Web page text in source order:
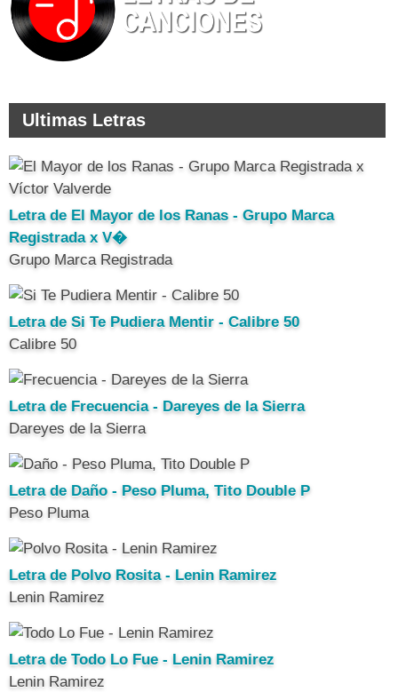
Ultimas Letras
Letra de El Mayor de los Ranas - Grupo Marca
Registrada x V�
Grupo Marca Registrada
Letra de Si Te Pudiera Mentir - Calibre 50
Calibre 50
Letra de Frecuencia - Dareyes de la Sierra
Dareyes de la Sierra
Letra de Daño - Peso Pluma, Tito Double P
Peso Pluma
Letra de Polvo Rosita - Lenin Ramirez
Lenin Ramirez
Letra de Todo Lo Fue - Lenin Ramirez
Lenin Ramirez